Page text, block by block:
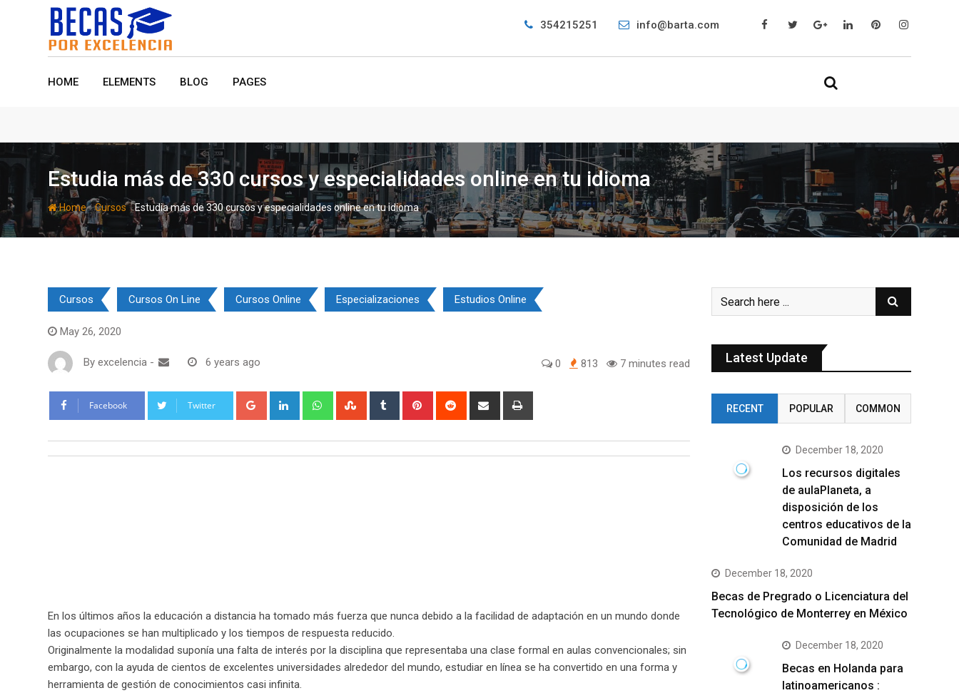
354215251 info@barta.com
HOME ELEMENTS BLOG PAGES
Estudia más de 330 cursos y especialidades online en tu idioma
Home-Cursos-Estudia más de 330 cursos y especialidades online en tu idioma
Cursos Cursos On Line Cursos Online Especializaciones Estudios Online
May 26, 2020
By excelencia - 6 years ago 0 813 7 minutes read
Facebook Twitter Google+ LinkedIn WhatsappStumbleUpon
Tumblr Pinterest Reddit
Share
En los últimos años la educación a distancia ha tomado más fuerza que nunca debido a la facilidad de adaptación en un mundo donde
las ocupaciones se han multiplicado y los tiempos de respuesta reducido.
Originalmente la modalidad suponía una falta de interés por la disciplina que representaba una clase formal en aulas convencionales; sin
embargo, con la ayuda de cientos de excelentes universidades alrededor del mundo, estudiar en línea se ha convertido en una forma y
herramienta de gestión de conocimientos casi infinita.
Latest Update
RECENT POPULAR COMMON
December 18, 2020
Los recursos digitales
de aulaPlaneta, a
disposición de los
centros educativos de la
Comunidad de Madrid
December 18, 2020
Becas de Pregrado o Licenciatura del
Tecnológico de Monterrey en México
December 18, 2020
Becas en Holanda para
latinoamericanos :